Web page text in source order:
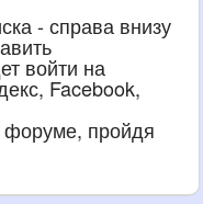
- справа внизу
войти на
Facebook,
форуме, пройдя